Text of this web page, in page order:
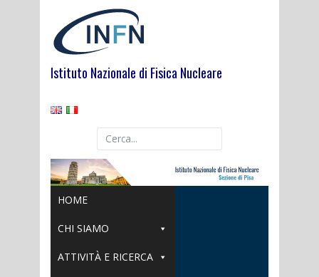
Istituto Nazionale di Fisica Nucleare
HOME
CHI SIAMO
ATTIVITÀ E RICERCA